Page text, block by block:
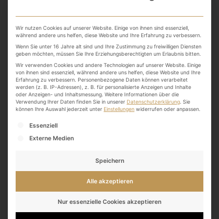
Wohlbefinden
Tag
Wir nutzen Cookies auf unserer Website. Einige von ihnen sind essenziell,
während andere uns helfen, diese Website und Ihre Erfahrung zu verbessern.
Wenn Sie unter 16 Jahre alt sind und Ihre Zustimmung zu freiwilligen Diensten
geben möchten, müssen Sie Ihre Erziehungsberechtigten um Erlaubnis bitten.
Wir verwenden Cookies und andere Technologien auf unserer Website. Einige
von ihnen sind essenziell, während andere uns helfen, diese Website und Ihre
Erfahrung zu verbessern. Personenbezogene Daten können verarbeitet
werden (z. B. IP-Adressen), z. B. für personalisierte Anzeigen und Inhalte
oder Anzeigen- und Inhaltsmessung. Weitere Informationen über die
Verwendung Ihrer Daten finden Sie in unserer Datenschutzerklärung. Sie
können Ihre Auswahl jederzeit unter Einstellungen widerrufen oder anpassen.
Es folgt eine Liste der Service-Gruppen, für die
Essenziell
Externe Medien
Speichern
Alle akzeptieren
Nur essenzielle Cookies akzeptieren